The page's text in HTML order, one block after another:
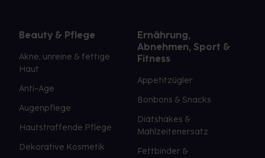
Beauty & Pflege
Akne, unreine & fettige
Haut
Anti-Age
Augenpflege
Hautstraffende Pflege
Dekorative Kosmetik
Ernährung,
Abnehmen, Sport &
Fitness
Appetitzügler
Bonbons & Snacks
Diätshakes &
Mahlzeitenersatz
Fettbinder &